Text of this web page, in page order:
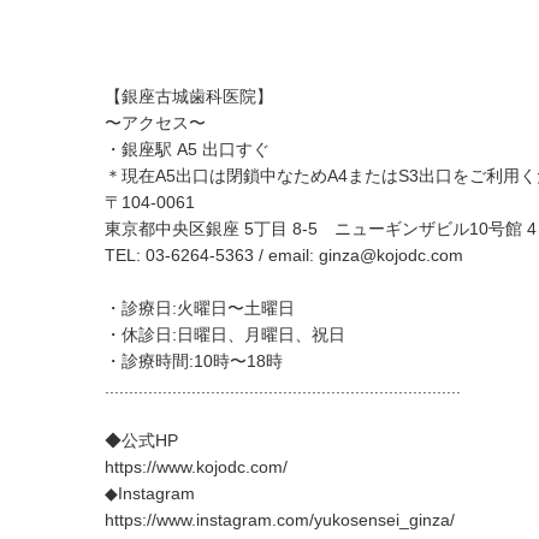
【銀座古城歯科医院】
〜アクセス〜
・銀座駅 A5 出口すぐ
＊現在A5出口は閉鎖中なためA4またはS3出口をご利用く
〒104-0061
東京都中央区銀座 5丁目 8-5 ニューギンザビル10号館 4
TEL: 03-6264-5363 / email: ginza@kojodc.com
・診療日:火曜日〜土曜日
・休診日:日曜日、月曜日、祝日
・診療時間:10時〜18時
◆公式HP
https://www.kojodc.com/
◆Instagram
https://www.instagram.com/yukosensei_ginza/